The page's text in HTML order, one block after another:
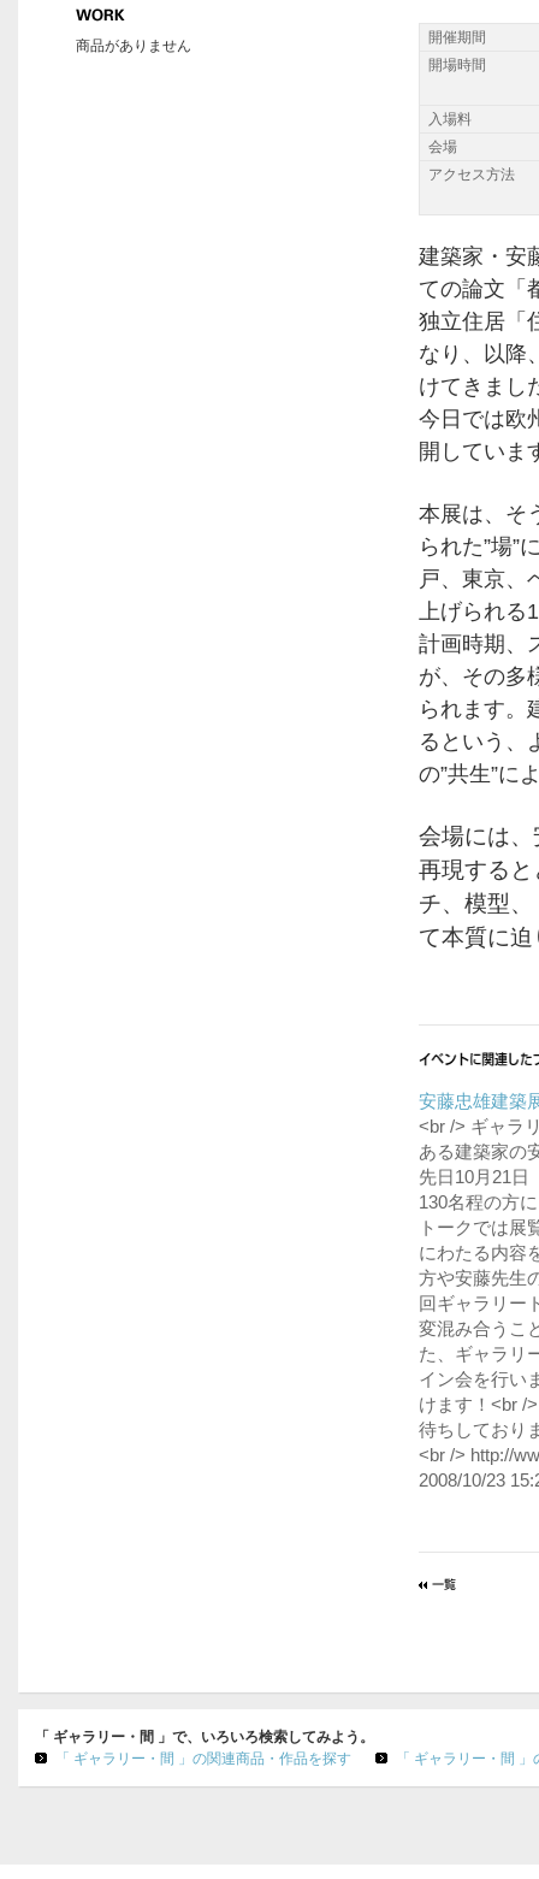
開催期間
開場時間
入場料
会場
アクセス方法
建築家・安
ての論文「
独立住居「
なり、以降
けてきまし
今日では欧
開していま
本展は、そ
られた”場”
戸、東京
上げられ
計画時期、
が、その多
られます。
るという、
の”共生”に
会場には、
再現すると
チ、模型
て本質に
安藤忠雄建築
<br /> ギャラ
ある建築家の
先日10月21日
130名程の方
トークでは展
にわたる内容
方や安藤先生
回ギャラリー
変混み合うこ
た、ギャラリ
イン会を行い
けます！<br /
待ちしており
<br /> http://
2008/10/23
商品がありません
「 ギャラリー・間 」で、いろいろ検索してみよう。
「 ギャラリー・間 」の関連商品・作品を探す
「 ギャラリー・間